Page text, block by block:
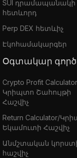
SUI դրամապանակի
հետևորդ
Perp DEX հետևիչ
Էկոհամակարգեր
Օգտակար
Crypto Profit
Կրիպտո Շահույթի
Հաշվիչ
Return Calculator/
Եկամուտի Հաշվիչ
Անմշտական
հաշվիչ